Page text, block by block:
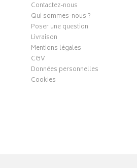
Contactez-nous
Qui sommes-nous ?
Poser une question
Livraison
Mentions légales
CGV
Données personnelles
Cookies